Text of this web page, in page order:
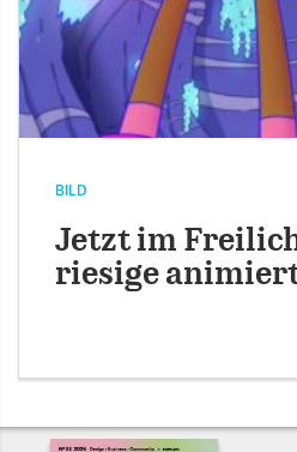
BILD
Jetzt im
riesige